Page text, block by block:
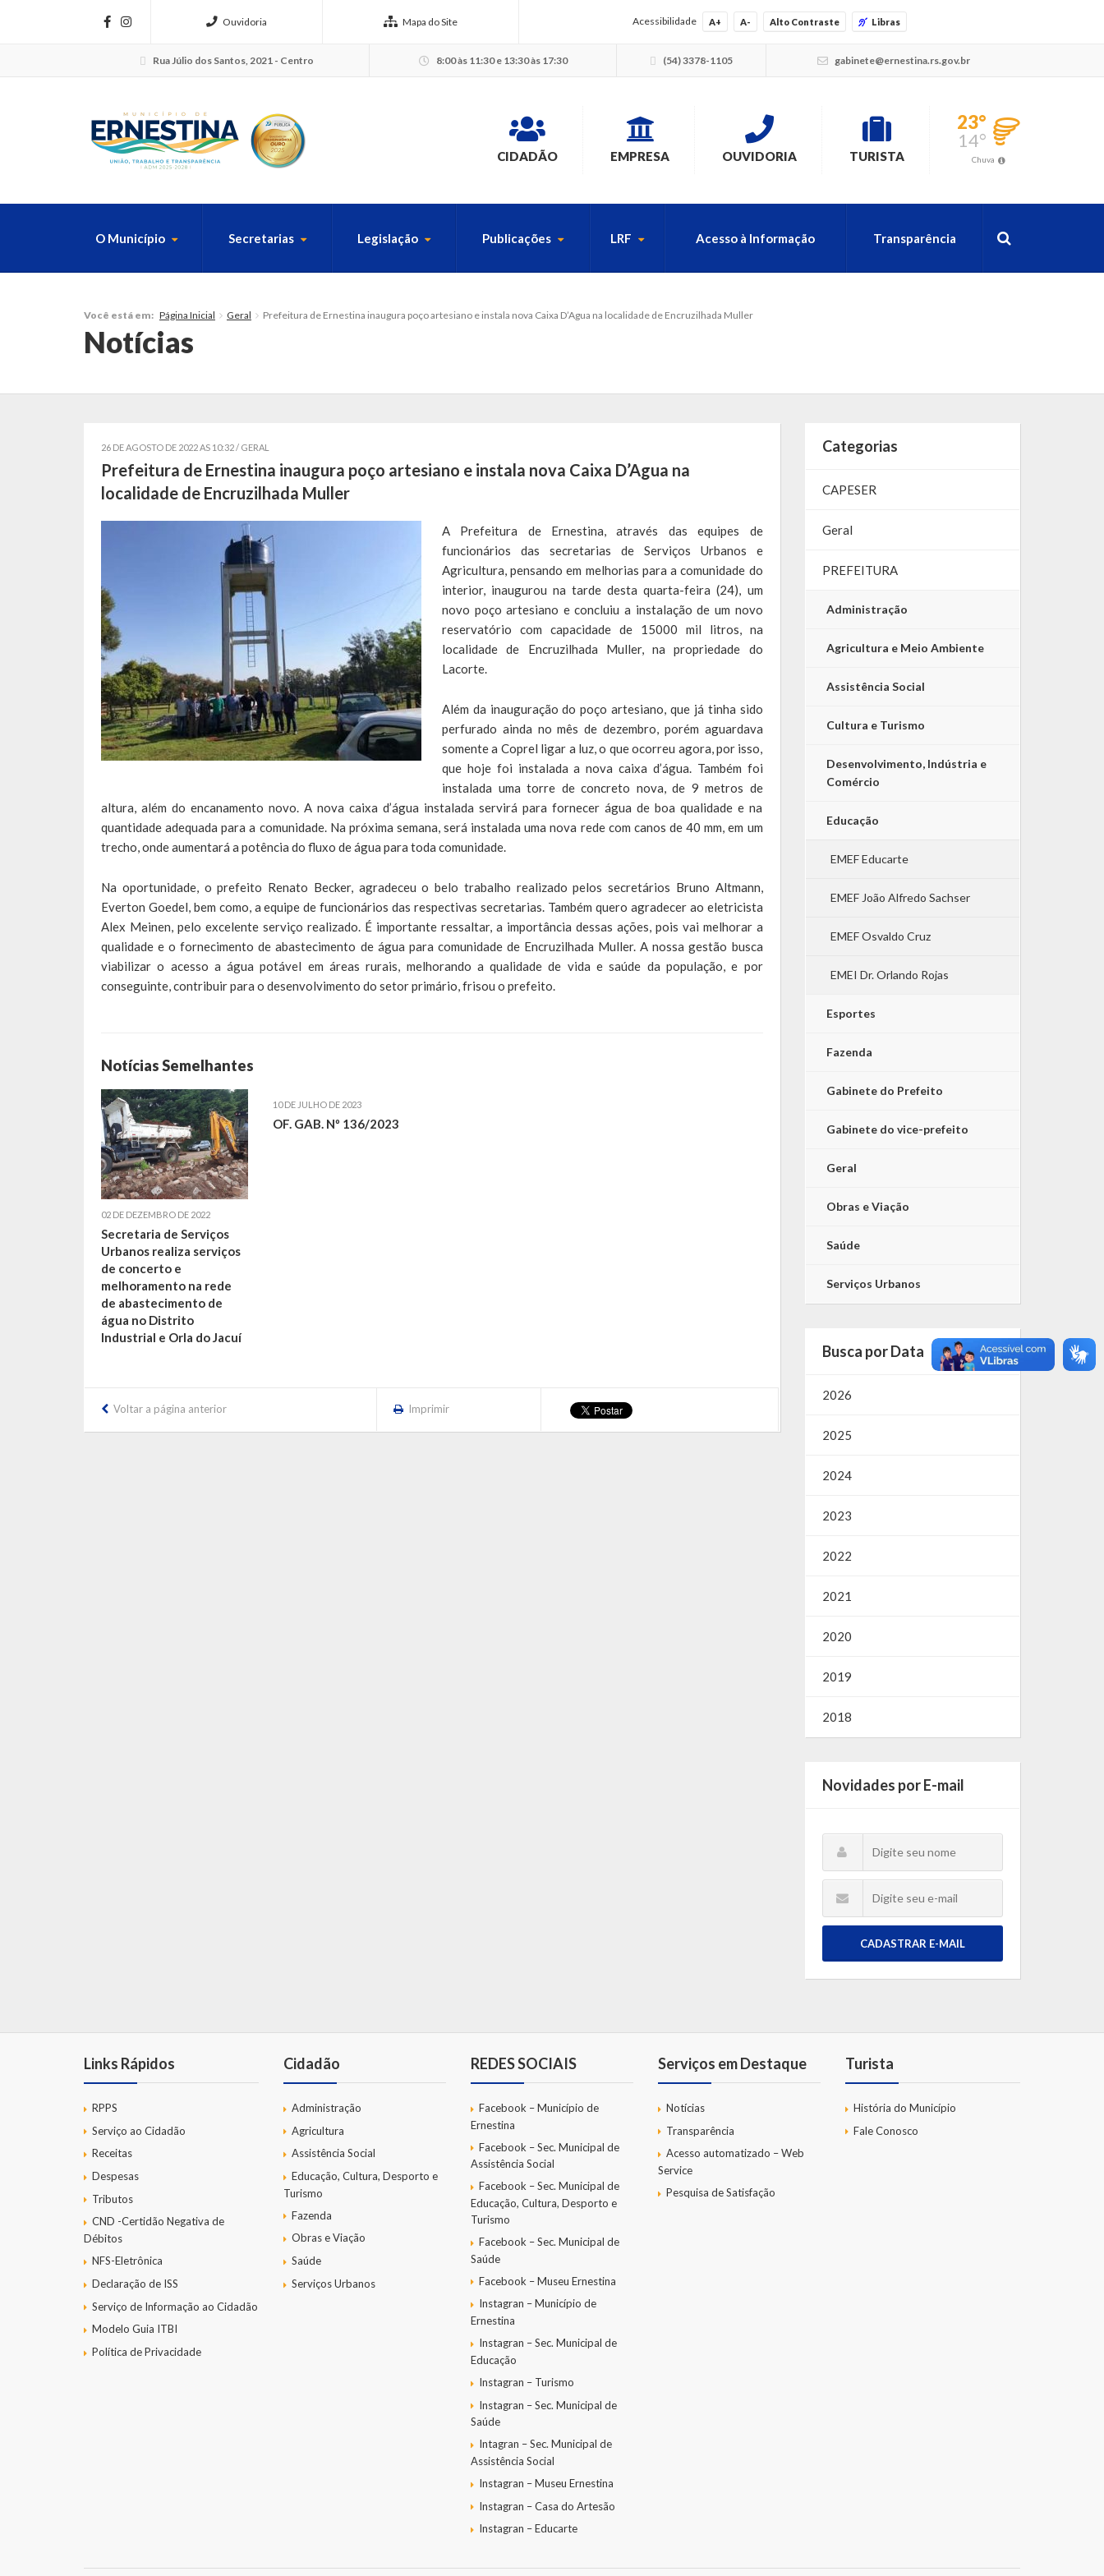
Ouvidoria Mapa do Site Acessibilidade A+ A- Alto Contraste Libras
Rua Júlio dos Santos, 2021 - Centro 8:00 às 11:30 e 13:30 às 17:30 (54) 3378-1105 gabinete@ernestina.rs.gov.br
CIDADÃO EMPRESA OUVIDORIA TURISTA
23°
14°
Chuva
O Município Secretarias Legislação Publicações LRF Acesso à Informação Transparência
Você está em: Página Inicial Geral Prefeitura de Ernestina inaugura poço artesiano e instala nova Caixa D’Agua na localidade de Encruzilhada Muller
Notícias
26 DE AGOSTO DE 2022 AS 10:32 / GERAL
Prefeitura de Ernestina inaugura poço artesiano e instala nova Caixa D’Agua na
localidade de Encruzilhada Muller
A Prefeitura de Ernestina, através das equipes de
funcionários das secretarias de Serviços Urbanos e
Agricultura, pensando em melhorias para a comunidade do
interior, inaugurou na tarde desta quarta-feira (24), um
novo poço artesiano e concluiu a instalação de um novo
reservatório com capacidade de 15000 mil litros, na
localidade de Encruzilhada Muller, na propriedade do
Lacorte.
Além da inauguração do poço artesiano, que já tinha sido
perfurado ainda no mês de dezembro, porém aguardava
somente a Coprel ligar a luz, o que ocorreu agora, por isso,
que hoje foi instalada a nova caixa d’água. Também foi
instalada uma torre de concreto nova, de 9 metros de
altura, além do encanamento novo. A nova caixa d’água instalada servirá para fornecer água de boa qualidade e na
quantidade adequada para a comunidade. Na próxima semana, será instalada uma nova rede com canos de 40 mm, em um
trecho, onde aumentará a potência do fluxo de água para toda comunidade.
Na oportunidade, o prefeito Renato Becker, agradeceu o belo trabalho realizado pelos secretários Bruno Altmann,
Everton Goedel, bem como, a equipe de funcionários das respectivas secretarias. Também quero agradecer ao eletricista
Alex Meinen, pelo excelente serviço realizado. É importante ressaltar, a importância dessas ações, pois vai melhorar a
qualidade e o fornecimento de abastecimento de água para comunidade de Encruzilhada Muller. A nossa gestão busca
viabilizar o acesso a água potável em áreas rurais, melhorando a qualidade de vida e saúde da população, e por
conseguinte, contribuir para o desenvolvimento do setor primário, frisou o prefeito.
Notícias Semelhantes
02 DE DEZEMBRO DE 2022
Secretaria de Serviços
Urbanos realiza serviços
de concerto e
melhoramento na rede
de abastecimento de
água no Distrito
Industrial e Orla do Jacuí
10 DE JULHO DE 2023
OF. GAB. Nº 136/2023
Voltar a página anterior Imprimir
Categorias
CAPESER
Geral
PREFEITURA
Administração
Agricultura e Meio Ambiente
Assistência Social
Cultura e Turismo
Desenvolvimento, Indústria e
Comércio
Educação
EMEF Educarte
EMEF João Alfredo Sachser
EMEF Osvaldo Cruz
EMEI Dr. Orlando Rojas
Esportes
Fazenda
Gabinete do Prefeito
Gabinete do vice-prefeito
Geral
Obras e Viação
Saúde
Serviços Urbanos
Busca por Data
2026
2025
2024
2023
2022
2021
2020
2019
2018
Novidades por E-mail
CADASTRAR E-MAIL
Links Rápidos
RPPS
Serviço ao Cidadão
Receitas
Despesas
Tributos
CND -Certidão Negativa de
Débitos
NFS-Eletrônica
Declaração de ISS
Serviço de Informação ao Cidadão
Modelo Guia ITBI
Política de Privacidade
Cidadão
Administração
Agricultura
Assistência Social
Educação, Cultura, Desporto e
Turismo
Fazenda
Obras e Viação
Saúde
Serviços Urbanos
REDES SOCIAIS
Facebook – Município de
Ernestina
Facebook – Sec. Municipal de
Assistência Social
Facebook – Sec. Municipal de
Educação, Cultura, Desporto e
Turismo
Facebook – Sec. Municipal de
Saúde
Facebook – Museu Ernestina
Instagran – Município de
Ernestina
Instagran – Sec. Municipal de
Educação
Instagran – Turismo
Instagran – Sec. Municipal de
Saúde
Intagran – Sec. Municipal de
Assistência Social
Instagran – Museu Ernestina
Instagran – Casa do Artesão
Instagran – Educarte
Serviços em Destaque
Notícias
Transparência
Acesso automatizado – Web
Service
Pesquisa de Satisfação
Turista
História do Município
Fale Conosco